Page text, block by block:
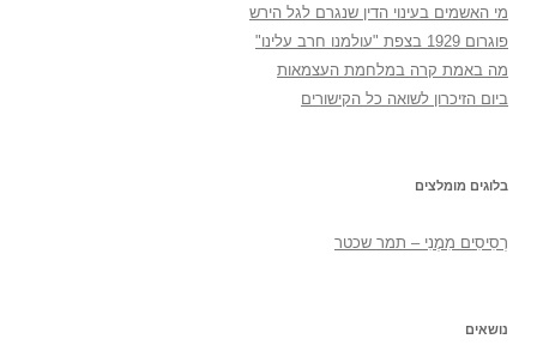
מי האשמים בעינוי הדין שנגרם לגל הירש
פוגרום 1929 בצפת "עולמנו חרב עלינו"
מה באמת קרה במלחמת העצמאות
ביום הזיכרון לשואה כל הקישורים
בלוגים מומלצים
רְסִיסִים מִמֶנִי – תמר שכטר
נושאים